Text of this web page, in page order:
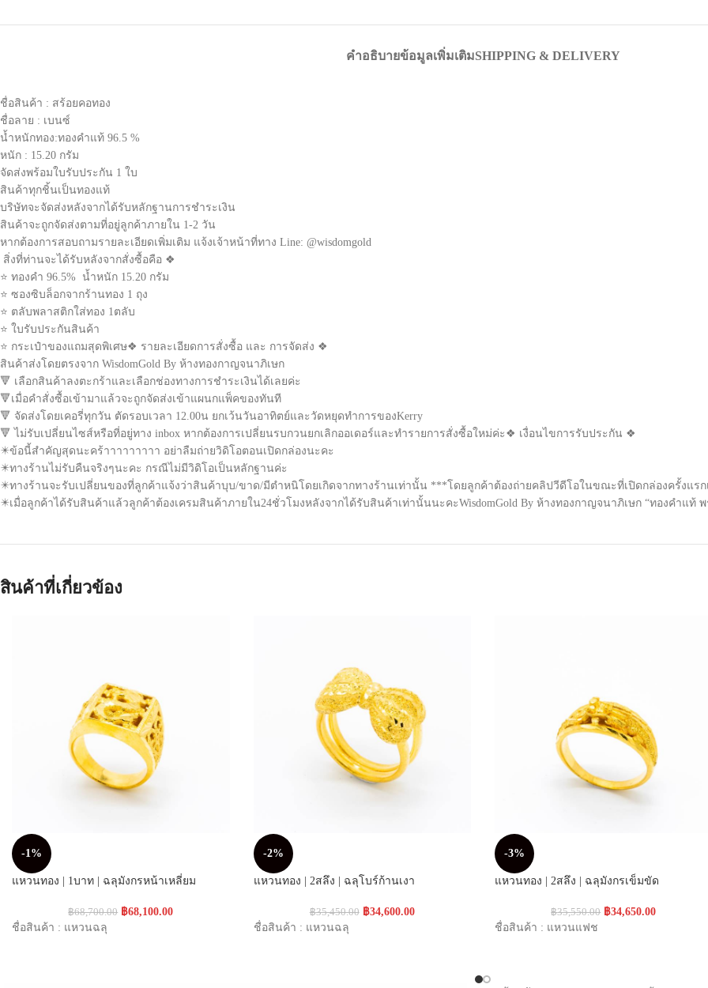
คำอธิบายข้อมูลเพิ่มเติมSHIPPING & DELIVERY
ชื่อสินค้า : สร้อยคอทอง
ชื่อลาย : เบนซ์
น้ำหนักทอง:ทองคำแท้ 96.5 %
หนัก : 15.20 กรัม
จัดส่งพร้อมใบรับประกัน 1 ใบ
สินค้าทุกชิ้นเป็นทองแท้
บริษัทจะจัดส่งหลังจากได้รับหลักฐานการชำระเงิน
สินค้าจะถูกจัดส่งตามที่อยู่ลูกค้าภายใน 1-2 วัน
หากต้องการสอบถามรายละเอียดเพิ่มเติม แจ้งเจ้าหน้าที่ทาง Line: @wisdomgold
สิ่งที่ท่านจะได้รับหลังจากสั่งซื้อคือ ❖
⭐ ทองคำ 96.5% น้ำหนัก 15.20 กรัม
⭐ ซองซิบล็อกจากร้านทอง 1 ถุง
⭐ ตลับพลาสติกใส่ทอง 1ตลับ
⭐ ใบรับประกันสินค้า
⭐ กระเป๋าของแถมสุดพิเศษ❖ รายละเอียดการสั่งซื้อ และ การจัดส่ง ❖
สินค้าส่งโดยตรงจาก WisdomGold By ห้างทองกาญจนาภิเษก
🔻 เลือกสินค้าลงตะกร้าและเลือกช่องทางการชำระเงินได้เลยค่ะ
🔻เมื่อคำสั่งซื้อเข้ามาแล้วจะถูกจัดส่งเข้าแผนกแพ็คของทันที
🔻 จัดส่งโดยเคอรี่ทุกวัน ตัดรอบเวลา 12.00น ยกเว้นวันอาทิตย์และวัดหยุดทำการของKerry
🔻 ไม่รับเปลี่ยนไซส์หรือที่อยู่ทาง inbox หากต้องการเปลี่ยนรบกวนยกเลิกออเดอร์และทำรายการสั่งซื้อใหม่ค่ะ❖ เงื่อนไขการรับประกัน ❖
✴️ข้อนี้สำคัญสุดนะคร้าาาาาาาาา อย่าลืมถ่ายวิดิโอตอนเปิดกล่องนะคะ
✴️ทางร้านไม่รับคืนจริงๆนะคะ กรณีไม่มีวิดิโอเป็นหลักฐานค่ะ
✴️ทางร้านจะรับเปลี่ยนของที่ลูกค้าแจ้งว่าสินค้าบุบ/ขาด/มีตำหนิโดยเกิดจากทางร้านเท่านั้น ***โดยลูกค้าต้องถ่ายคลิปวีดีโอในขณะที่เปิดกล่องครั้งแร
✴️เมื่อลูกค้าได้รับสินค้าแล้วลูกค้าต้องเครมสินค้าภายใน24ชั่วโมงหลังจากได้รับสินค้าเท่านั้นนะคะWisdomGold By ห้างทองกาญจนาภิเษก “ทองคำแท้
สินค้าที่เกี่ยวข้อง
-1%
แหวนทอง | 1บาท | ฉลุมังกรหน้าเหลี่ยม
฿68,700.00 ฿68,100.00
ชื่อสินค้า : แหวนฉลุ
-2%
แหวนทอง | 2สลึง | ฉลุโบร์ก้านเงา
฿35,450.00 ฿34,600.00
ชื่อสินค้า : แหวนฉลุ
-3%
แหวนทอง | 2สลึง | ฉลุมังกรเข็มขัด
฿35,550.00 ฿34,650.00
ชื่อสินค้า : แหวนแฟช